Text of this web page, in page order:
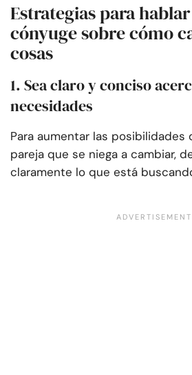
Estrategias para
cónyuge sobre cómo
cosas
1. Sea claro y conciso
necesidades
Para aumentar las posibilidades
pareja que se niega a cambiar,
claramente lo que está